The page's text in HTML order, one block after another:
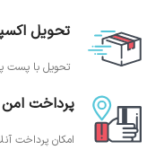
تحویل
تحویل با پست
پرداخت امن
امکان پرداخت